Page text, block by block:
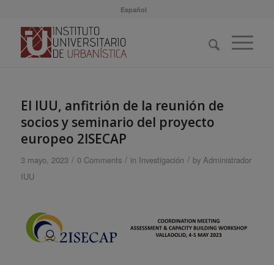
Español
El IUU, anfitrión de la reunión de
socios y seminario del proyecto
europeo 2ISECAP
3 mayo, 2023 / 0 Comments / in Investigación / by Administrador
IUU